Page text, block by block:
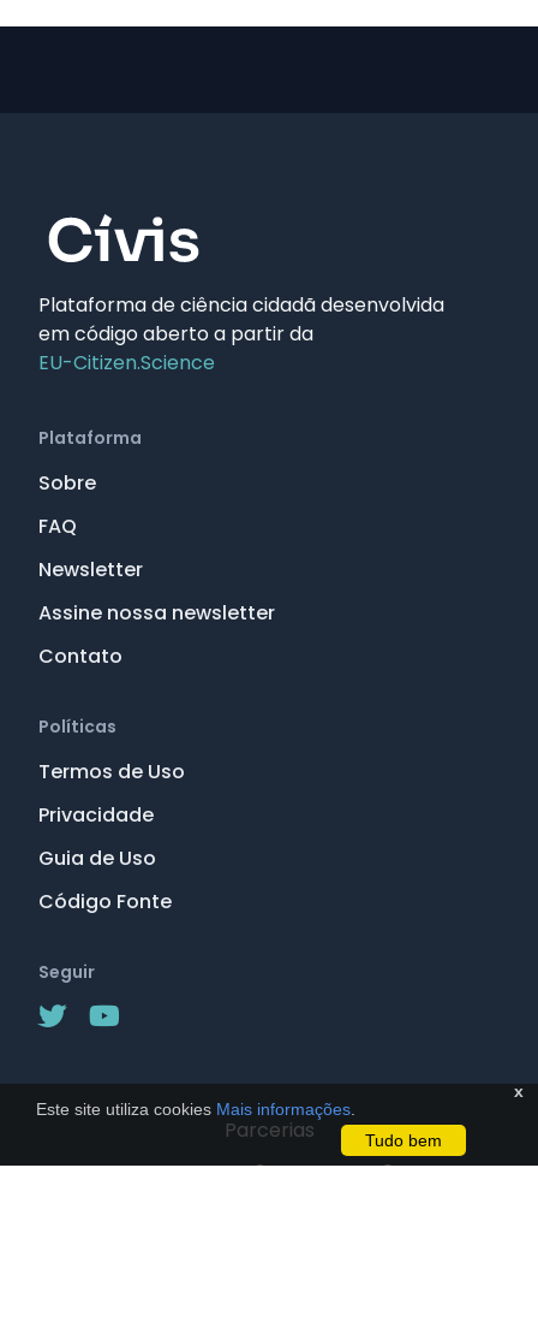
x
Este site utiliza cookies Mais informações
Tudo bem
Plataforma de ciência cidadã desenvolvida
em código aberto a partir da
EU-Citizen.Science
Plataforma
Sobre
FAQ
Newsletter
Assine nossa newsletter
Contato
Políticas
Termos de Uso
Privacidade
Guia de Uso
Código Fonte
Seguir
Parcerias